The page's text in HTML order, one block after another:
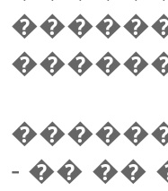
- �� ��